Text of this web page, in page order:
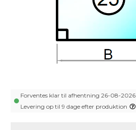
Forventes klar til afhentning 26-08-2026
Levering op til 9 dage efter produktion